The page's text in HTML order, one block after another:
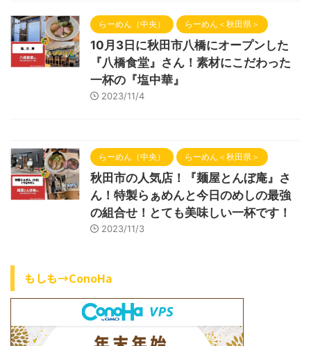
らーめん（中央） らーめん＜秋田県＞
10月3日に秋田市八橋にオープンした
『八橋食堂』さん！素材にこだわった
一杯の『塩中華』
2023/11/4
らーめん（中央） らーめん＜秋田県＞
秋田市の人気店！『麺屋とんぼ庵』さ
ん！特製らぁめんと今日のめしの最強
の組合せ！とても美味しい一杯です！
2023/11/3
もしも→ConoHa